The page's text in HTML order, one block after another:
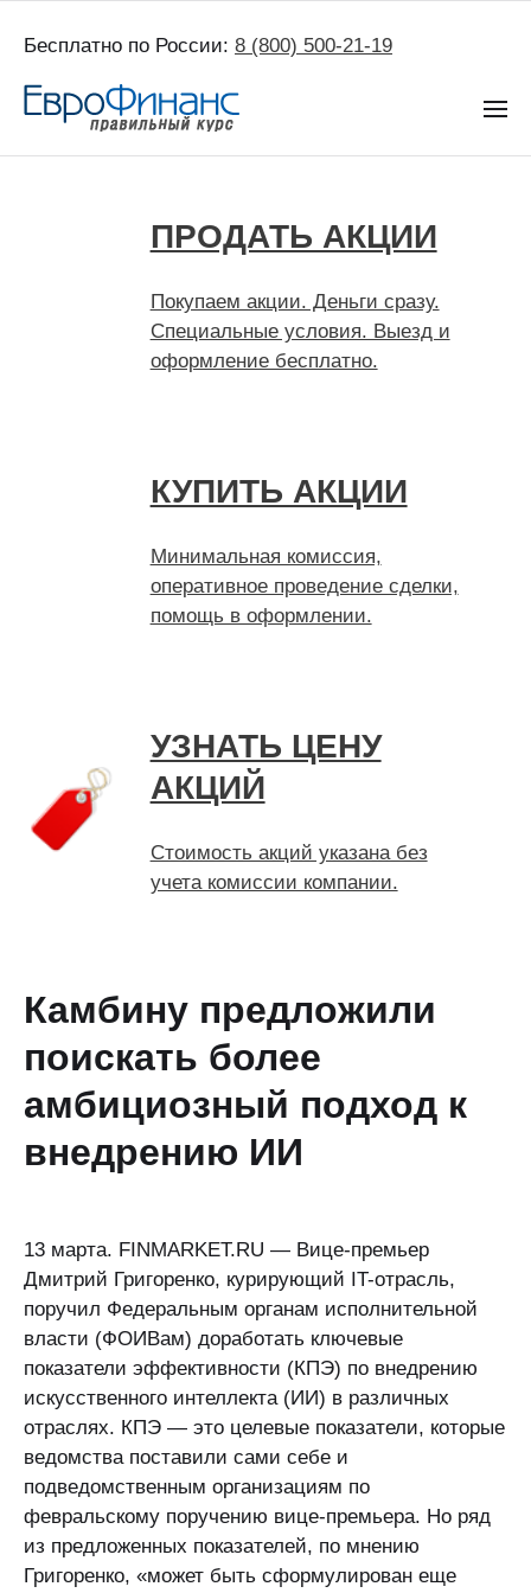
Бесплатно по России: 8 (800) 500-21-19
ПРОДАТЬ АКЦИИ
Покупаем акции. Деньги сразу.
Специальные условия. Выезд и
оформление бесплатно.
КУПИТЬ АКЦИИ
Минимальная комиссия,
оперативное проведение сделки,
помощь в оформлении.
УЗНАТЬ ЦЕНУ
АКЦИЙ
Стоимость акций указана без
учета комиссии компании.
Камбину предложили
поискать более
амбициозный подход к
внедрению ИИ
13 марта. FINMARKET.RU — Вице-премьер
Дмитрий Григоренко, курирующий IT-отрасль,
поручил Федеральным органам исполнительной
власти (ФОИВам) доработать ключевые
показатели эффективности (КПЭ) по внедрению
искусственного интеллекта (ИИ) в различных
отраслях. КПЭ — это целевые показатели, которые
ведомства поставили сами себе и
подведомственным организациям по
февральскому поручению вице-премьера. Но ряд
из предложенных показателей, по мнению
Григоренко, «может быть сформулирован еще